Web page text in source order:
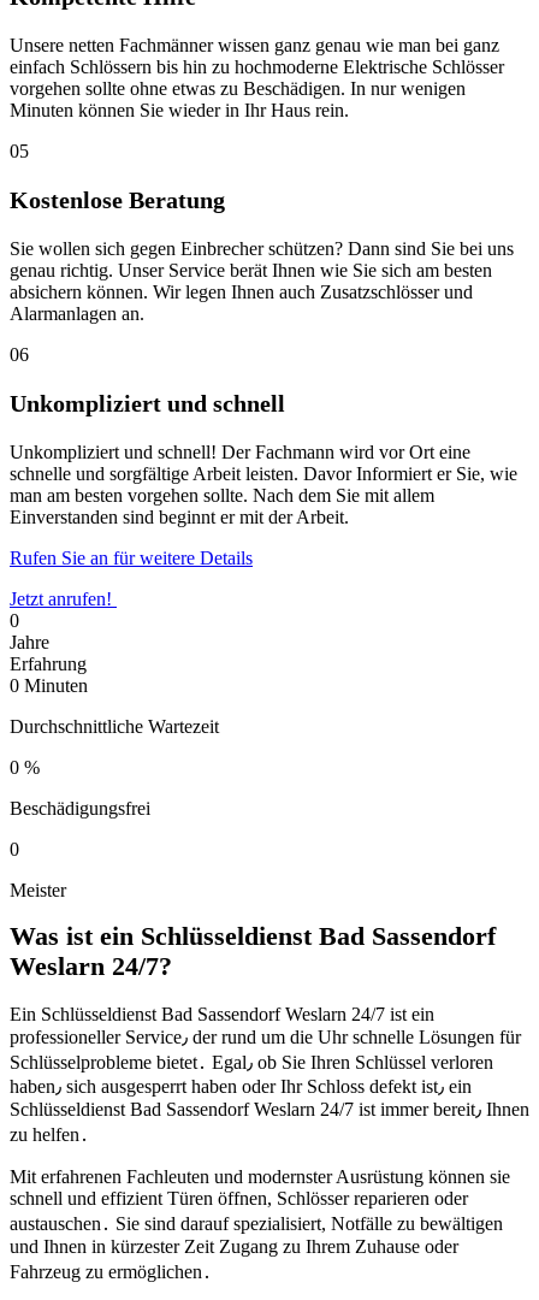
Unsere netten Fachmänner wissen ganz genau wie man bei ganz
einfach Schlössern bis hin zu hochmoderne Elektrische Schlösser
vorgehen sollte ohne etwas zu Beschädigen. In nur wenigen
Minuten können Sie wieder in Ihr Haus rein.
05
Kostenlose Beratung
Sie wollen sich gegen Einbrecher schützen? Dann sind Sie bei uns
genau richtig. Unser Service berät Ihnen wie Sie sich am besten
absichern können. Wir legen Ihnen auch Zusatzschlösser und
Alarmanlagen an.
06
Unkompliziert und schnell
Unkompliziert und schnell! Der Fachmann wird vor Ort eine
schnelle und sorgfältige Arbeit leisten. Davor Informiert er Sie, wie
man am besten vorgehen sollte. Nach dem Sie mit allem
Einverstanden sind beginnt er mit der Arbeit.
Rufen Sie an für weitere Details
Jetzt anrufen!
0
Jahre
Erfahrung
0 Minuten
Durchschnittliche Wartezeit
0 %
Beschädigungsfrei
0
Meister
Was ist ein Schlüsseldienst Bad Sassendorf
Weslarn 24/7?​
Ein Schlüsseldienst Bad Sassendorf Weslarn 24/7 ist ein
professioneller Service٫ der rund um die Uhr schnelle Lösungen für
Schlüsselprobleme bietet․ Egal٫ ob Sie Ihren Schlüssel verloren
haben٫ sich ausgesperrt haben oder Ihr Schloss defekt ist٫ ein
Schlüsseldienst Bad Sassendorf Weslarn 24/7 ist immer bereit٫ Ihnen
zu helfen․
Mit erfahrenen Fachleuten und modernster Ausrüstung können sie
schnell und effizient Türen öffnen, Schlösser reparieren oder
austauschen․ Sie sind darauf spezialisiert, Notfälle zu bewältigen
und Ihnen in kürzester Zeit Zugang zu Ihrem Zuhause oder
Fahrzeug zu ermöglichen․